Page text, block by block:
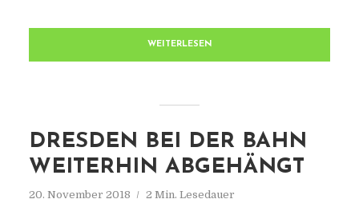
WEITERLESEN
DRESDEN BEI DER BAHN
WEITERHIN ABGEHÄNGT
20. November 2018 2 Min. Lesedauer